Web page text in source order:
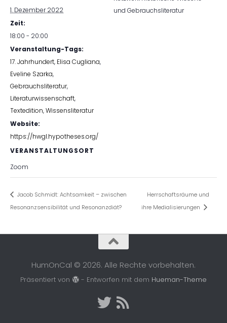
1. Dezember 2022
Zeit:
18:00 - 20:00
Veranstaltung-Tags:
17. Jahrhundert, Elisa Cugliana,
Eveline Szarka,
Gebrauchsliteratur,
Literaturwissenschaft,
Textedition,Wissensliteratur
Website:
https://hwgl.hypotheses.org/
VERANSTALTUNGSORT
Zoom
und Gebrauchsliteratur
Jacob Schmidt: Achtsamkeit – zwischen
Resonanzsensibilität und Resonanzdiät?
Herrschaftsräume und
ihre Medialisierungen
HumOnCal © 2026. Alle Rechte vorbehalten.
Präsentiert von - Entworfen mit dem Hueman-Theme